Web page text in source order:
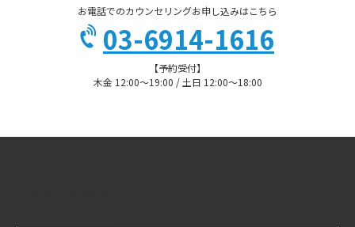
お電話でのカウンセリングお申し込みはこちら
03-6914-1616
【予約受付】
木金 12:00〜19:00 / 土日 12:00〜18:00